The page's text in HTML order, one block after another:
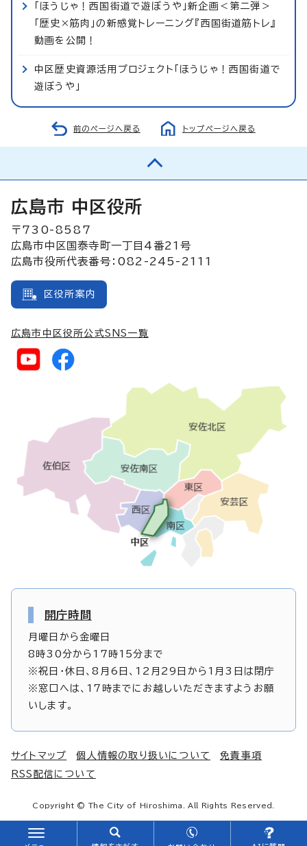
「ほうじゃ！西国街道で遊ぼうや」新企画＜第二弾＞
「歴史×筋肉」の新感覚トレーニング『西国街道筋トレ』
動画を公開！
中区歴史資源活用プロジェクト「ほうじゃ！西国街道で
遊ぼうや」
前のページへ戻る トップページへ戻る
広島市 中区役所
〒730-8587
広島市中区国泰寺町一丁目4番21号
広島市役所代表番号：082-245-2111
区役所案内
広島市中区役所公式SNS一覧
開庁時間
月曜日から金曜日
8時30分から17時15分まで
※祝日・休日、8月6日、12月29日から1月3日は閉庁
※窓口へは、17時までにお越しいただきますようお願
いします。
サイトマップ 個人情報の取り扱いについて
免責事項
RSS配信について
Copyright © The City of Hiroshima. All Rights Reserved.